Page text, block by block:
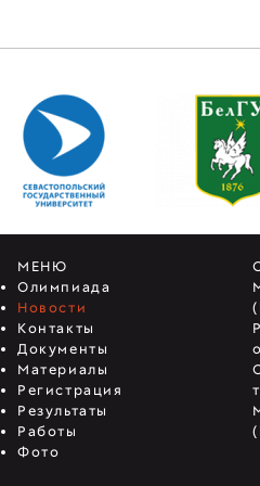
МЕНЮ
Олимпиада
Новости
Контакты
Документы
Материалы
Регистрация
Результаты
Работы
Фото